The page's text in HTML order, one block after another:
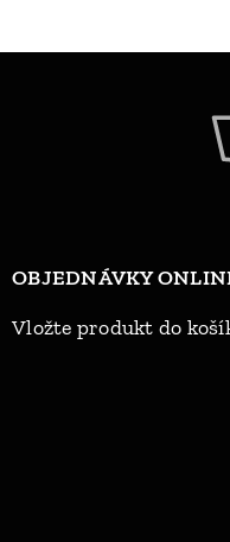
OBJEDNÁVKY
Vložte produkt do